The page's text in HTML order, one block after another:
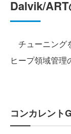
Dalvik/
チューニング
ヒープ領域管理
コンカレント